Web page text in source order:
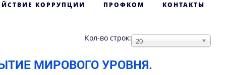
КОРРУПЦИИ ПРОФКОМ КОНТАКТЫ
Кол-во строк: 20
МИРОВОГО УРОВНЯ.